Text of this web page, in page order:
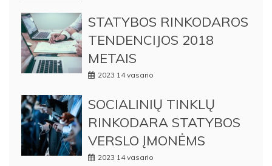
STATYBOS RINKODAROS
TENDENCIJOS 2018
METAIS
2023 14 vasario
SOCIALINIŲ TINKLŲ
RINKODARA STATYBOS
VERSLO ĮMONĖMS
2023 14 vasario